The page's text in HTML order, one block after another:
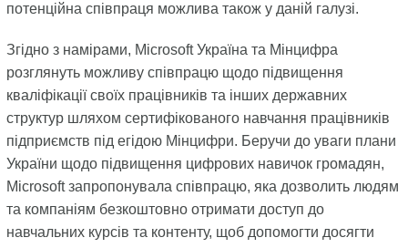
потенційна співпраця можлива також у даній галузі.
Згідно з намірами, Microsoft Україна та Мінцифра
розглянуть можливу співпрацю щодо підвищення
кваліфікації своїх працівників та інших державних
структур шляхом сертифікованого навчання працівників
підприємств під егідою Мінцифри. Беручи до уваги плани
України щодо підвищення цифрових навичок громадян,
Microsоft запропонувала співпрацю, яка дозволить людям
та компаніям безкоштовно отримати доступ до
навчальних курсів та контенту, щоб допомогти досягти